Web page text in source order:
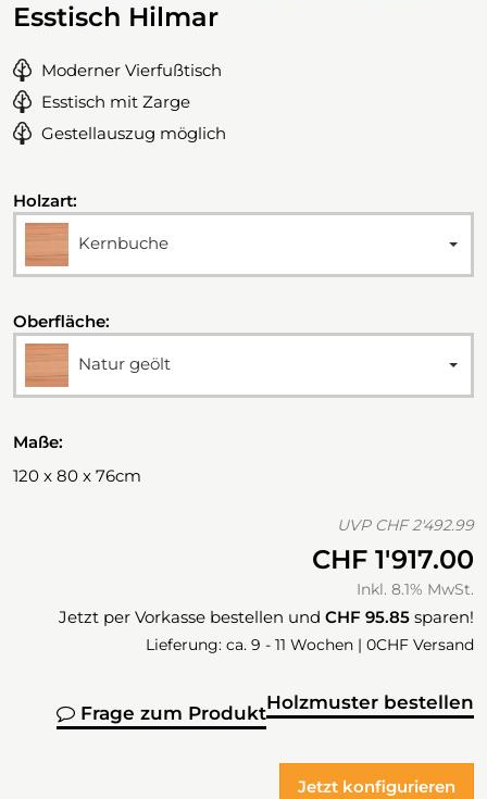
Esstisch Hilmar
Moderner Vierfußtisch
Esstisch mit Zarge
Gestellauszug möglich
Holzart:
Kernbuche
Oberfläche:
Natur geölt
Maße:
120 x 80 x 76cm
UVP CHF 2'492.99
CHF 1'917.00
Inkl. 8.1% MwSt.
Jetzt per Vorkasse bestellen und CHF 95.85 sparen!
Lieferung: ca. 9 - 11 Wochen | 0CHF Versand
Holzmuster bestellen
Frage zum Produkt
Jetzt konfigurieren